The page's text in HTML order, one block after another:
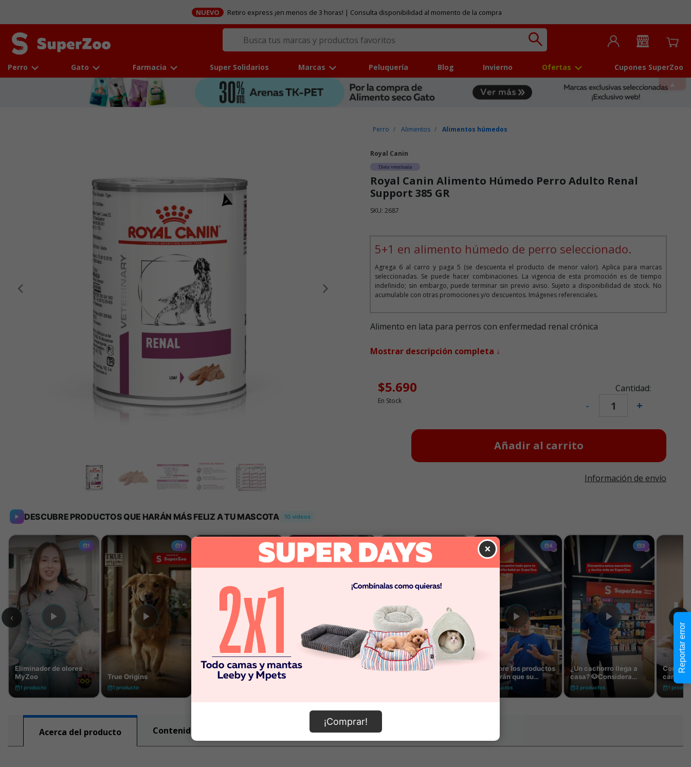
NUEVO Retiro express ¡en menos de 3 horas! | Consulta disponibilidad al momento de la compra
Perro Gato Farmacia Super Solidarios Marcas Peluquería Blog Invierno Ofertas Cupones SuperZoo
Anterior
Perro Alimentos Alimentos húmedos
Royal Canin
Dieta veterinaria
Royal Canin Alimento Húmedo Perro Adulto Renal
Support 385 GR
SKU: 2687
5+1 en alimento húmedo de perro seleccionado.
Agrega 6 al carro y paga 5 (se descuenta el producto de menor valor). Aplica para marcas
seleccionadas. Se puede hacer combinaciones. La vigencia de esta promoción es de tiempo
indefinido; sin embargo, puede terminar sin previo aviso. Sujeto a disponibilidad de stock. No
acumulable con otras promociones y/o descuentos. Imágenes referenciales.
Alimento en lata para perros con enfermedad renal crónica
Mostrar descripción completa ↓
Cantidad:
- +
$5.690
En Stock
Añadir al carrito
Información de envío
Acerca del producto Contenido nutricional
×
¡Comprar!
Reportar error